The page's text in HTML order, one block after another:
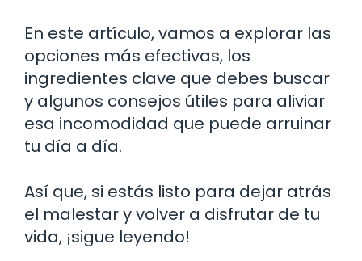
En este artículo, vamos a explorar las
opciones más efectivas, los
ingredientes clave que debes buscar
y algunos consejos útiles para aliviar
esa incomodidad que puede arruinar
tu día a día.
Así que, si estás listo para dejar atrás
el malestar y volver a disfrutar de tu
vida, ¡sigue leyendo!